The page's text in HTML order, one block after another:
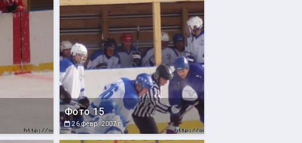
Фото 15
26 февр. 2007 г.